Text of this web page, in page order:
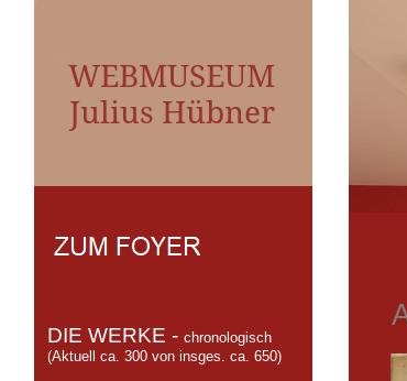
WEBMUSEUM
Julius Hübner
DIE WERKE - chronologisch
(Aktuell ca. 300 von insges. ca. 650)